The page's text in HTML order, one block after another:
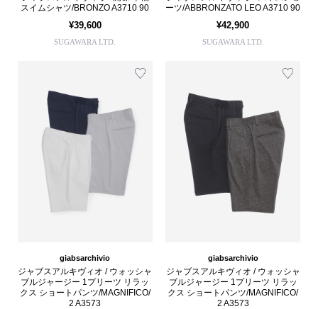
スイムシャツ/BRONZO A3710 90
¥39,600
SUGAWARA LTD.
ーツ/ABBRONZATO LEO A3710 90
¥42,900
SUGAWARA LTD.
giabsarchivio
ジャブスアルキヴィオ / ウォッシャ
ブルジャージー 1プリーツ リラッ
クス ショートパンツ/MAGNIFICO/
2 A3573
giabsarchivio
ジャブスアルキヴィオ / ウォッシャ
ブルジャージー 1プリーツ リラッ
クス ショートパンツ/MAGNIFICO/
2 A3573